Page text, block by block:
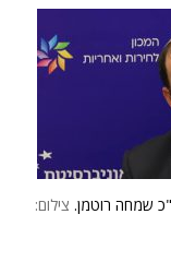
שמחה רוטמן. צילום: